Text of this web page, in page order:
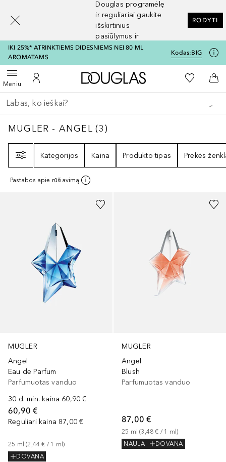
Douglas programėlę
ir reguliariai gaukite
išskirtinius
pasiūlymus ir
nuolaidas
RODYTI
IKI 25%* ATRINKTIEMS DIDESNIEMS NEI 80 ML
AROMATAMS
Kodas:BIG
MeniuAtidaryti meniuĮ mano paskyrą
Į Douglas pagrindinį
Į mano
Į
Grįžk atgal
Vykdykite paiešką
MUGLER - ANGEL3
MUGLER - ANGEL (3)
Kategorijos
Kaina Produkto tipas Prekės
Pastabos apie rūšiavimą
MUGLER
Angel
Eau de Parfum
Parfumuotas vanduo
30 d. min. kaina 60,90 €
60,90 €
Reguliari kaina 87,00 €
25 ml (2,44 € / 1 ml)
DOVANA
MUGLER
Angel
Blush
Parfumuotas vanduo
87,00 €
25 ml (3,48 € / 1 ml)
NAUJA
DOVANA
[navigation.slideout.screenreader]